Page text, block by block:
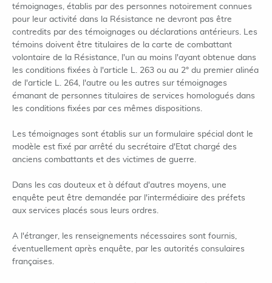
témoignages, établis par des personnes notoirement connues
pour leur activité dans la Résistance ne devront pas être
contredits par des témoignages ou déclarations antérieurs. Les
témoins doivent être titulaires de la carte de combattant
volontaire de la Résistance, l'un au moins l'ayant obtenue dans
les conditions fixées à l'article L. 263 ou au 2° du premier alinéa
de l'article L. 264, l'autre ou les autres sur témoignages
émanant de personnes titulaires de services homologués dans
les conditions fixées par ces mêmes dispositions.
Les témoignages sont établis sur un formulaire spécial dont le
modèle est fixé par arrêté du secrétaire d'Etat chargé des
anciens combattants et des victimes de guerre.
Dans les cas douteux et à défaut d'autres moyens, une
enquête peut être demandée par l'intermédiaire des préfets
aux services placés sous leurs ordres.
A l'étranger, les renseignements nécessaires sont fournis,
éventuellement après enquête, par les autorités consulaires
françaises.